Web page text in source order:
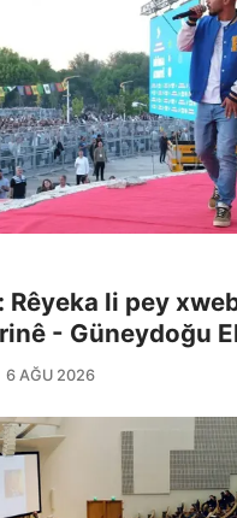
Rêyeka li pey
- Güneydoğu
6 AĞU 2026